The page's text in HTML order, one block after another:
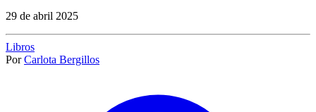
29 de abril 2025
Libros
Por Carlota Bergillos